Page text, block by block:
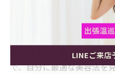
カウンセリングサービスが
るスキンケア指導や、最新
開催され、具体的な悩みや
会が増えています。こうし
で、自分に最適な美容法を
出張温
出張温
LINEご来店
出張温